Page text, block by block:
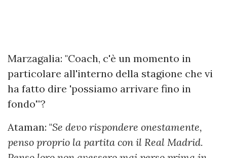
Marzagalia: "Coach, c'è un momento in
particolare all'interno della stagione che vi
ha fatto dire 'possiamo arrivare fino in
fondo'"?
Ataman: "Se devo rispondere onestamente,
penso proprio la partita con il Real Madrid.